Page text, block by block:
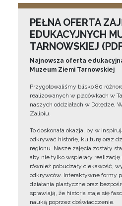
PEŁNA OFERTA
EDUKACYJNYCH
TARNOWSKIEJ
Najnowsza oferta
Muzeum Ziemi Tarnowskiej
Przygotowaliśmy blisko 80
realizowanych w placówkach w
naszych oddziałach w Dołędze,
Zalipiu.
To doskonała okazja, by w
odkrywać historię, kulturę oraz
regionu. Nasze zajęcia zostały
aby nie tylko wspierały
również pobudzały ciekawość,
odkrywców. Interaktywne formy
działania plastyczne oraz
sprawiają, że historia staje się
nauką poprzez doświadczenie.